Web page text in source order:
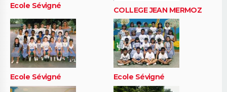
Ecole Sévigné COLLEGE JEAN MERMOZ
Ecole Sévigné Ecole Sévigné